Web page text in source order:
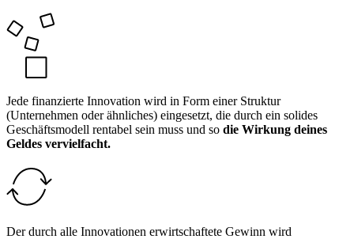
Jede finanzierte Innovation wird in Form einer Struktur
(Unternehmen oder ähnliches) eingesetzt, die durch ein solides
Geschäftsmodell rentabel sein muss und so die Wirkung deines
Geldes vervielfacht.
Der durch alle Innovationen erwirtschaftete Gewinn wird